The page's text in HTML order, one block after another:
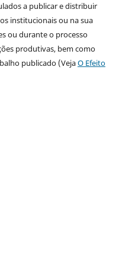
a publicar e distribuir
institucionais ou na sua
ou durante o processo
produtivas, bem como
publicado (VejaO Efeito